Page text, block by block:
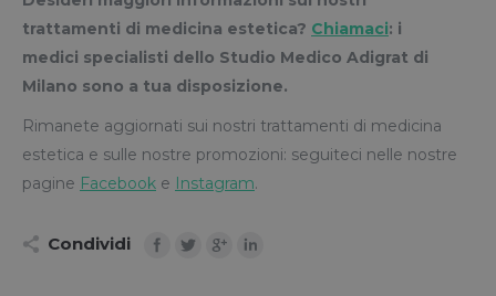
trattamenti di medicina estetica? Chiamaci: i
medici specialisti dello Studio Medico Adigrat di
Milano sono a tua disposizione.
Rimanete aggiornati sui nostri trattamenti di medicina
estetica e sulle nostre promozioni: seguiteci nelle nostre
pagine Facebook e Instagram.
Condividi